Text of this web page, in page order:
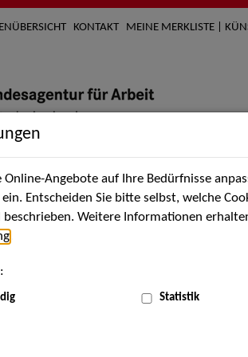
KONTAKT MEINE MERKLISTE |
Künstler*innen Über uns
Angebote auf Ihre Bedürfnisse
Entscheiden Sie bitte selbst, welche
Weitere Informationen
Statistik